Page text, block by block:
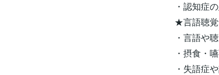
・認知症
★言語聴
・言語や
・摂食・
・失語症